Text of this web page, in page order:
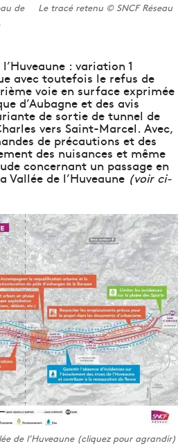
de
Le tracé retenu © SNCF Réseau
: variation 1
avec toutefois le refus de
voie en surface exprimée
d’Aubagne et des avis
de sortie de tunnel de
vers Saint-Marcel. Avec,
de précautions et des
des nuisances et même
concernant un passage en
Vallée de l’Huveaune (voir ci-
de l’Huveaune (cliquez pour agrandir)